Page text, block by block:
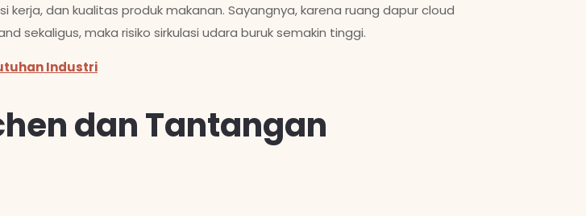
dan kualitas produk makanan. Sayangnya, karena ruang dapur cloud
sekaligus, maka risiko sirkulasi udara buruk semakin tinggi.
Industri
dan Tantangan